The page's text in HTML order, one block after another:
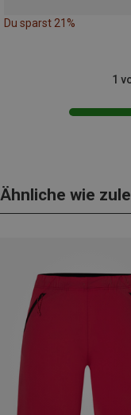
Du sparst 21%
1
Ähnliche wie